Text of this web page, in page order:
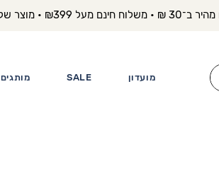
מותגים SALE מועדון